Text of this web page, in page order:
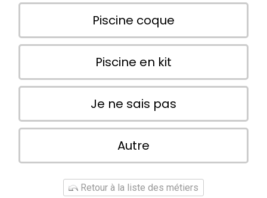
Piscine coque
Piscine en kit
Je ne sais pas
Autre
Retour à la liste des métiers